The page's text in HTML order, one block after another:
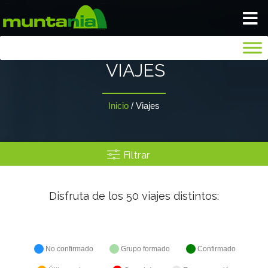
INICIO
NOSOTROS
GALERIA
VIAJES
Inicio / Viajes
Filtrar
Disfruta de los 50 viajes distintos:
No confirmado Grupo formado Confirmado